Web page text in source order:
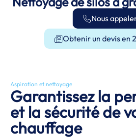
Nous
Obtenir un devis en
Aspiration et nettoyage
Garantissez la
et la sécurité de
chauffage